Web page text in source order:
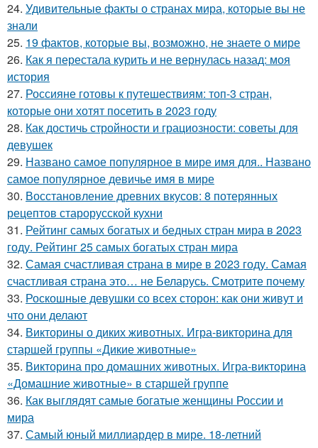
24. Удивительные факты о странах мира, которые вы не
знали
25. 19 фактов, которые вы, возможно, не знаете о мире
26. Как я перестала курить и не вернулась назад: моя
история
27. Россияне готовы к путешествиям: топ-3 стран,
которые они хотят посетить в 2023 году
28. Как достичь стройности и грациозности: советы для
девушек
29. Названо самое популярное в мире имя для.. Названо
самое популярное девичье имя в мире
30. Восстановление древних вкусов: 8 потерянных
рецептов старорусской кухни
31. Рейтинг самых богатых и бедных стран мира в 2023
году. Рейтинг 25 самых богатых стран мира
32. Самая счастливая страна в мире в 2023 году. Самая
счастливая страна это… не Беларусь. Смотрите почему
33. Роскошные девушки со всех сторон: как они живут и
что они делают
34. Викторины о диких животных. Игра-викторина для
старшей группы «Дикие животные»
35. Викторина про домашних животных. Игра-викторина
«Домашние животные» в старшей группе
36. Как выглядят самые богатые женщины России и
мира
37. Самый юный миллиардер в мире. 18-летний